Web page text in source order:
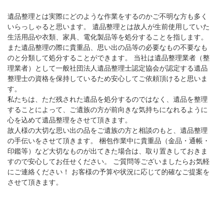
遺品整理とは実際にどのような作業をするのかご不明な方も多く
いらっしゃると思います。 遺品整理とは故人が生前使用していた
生活用品や衣類、家具、電化製品等を処分することを指します。
また遺品整理の際に貴重品、思い出の品等の必要なもの不要なも
のと分類して処分することができます。 当社は遺品整理業者（整
理業者）として一般社団法人遺品整理士認定協会が認定する遺品
整理士の資格を保持しているため安心してご依頼頂けると思いま
す。
私たちは、ただ残された遺品を処分するのではなく、遺品を整理
することによって、ご遺族の方が前向きな気持ちになれるように
心を込めて遺品整理をさせて頂きます。
故人様の大切な思い出の品をご遺族の方と相談のもと、遺品整理
の手伝いをさせて頂きます。 梱包作業中に貴重品（金品・通帳・
印鑑等）など大切なものが出てきた場合は、取り置きしておきま
すので安心してお任せください。
ご質問等ございましたらお気軽
にご連絡ください！ お客様の予算や状況に応じて的確なご提案を
させて頂きます。